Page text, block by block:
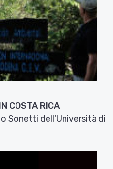
COSTA RICA
Sonetti dell'Università di